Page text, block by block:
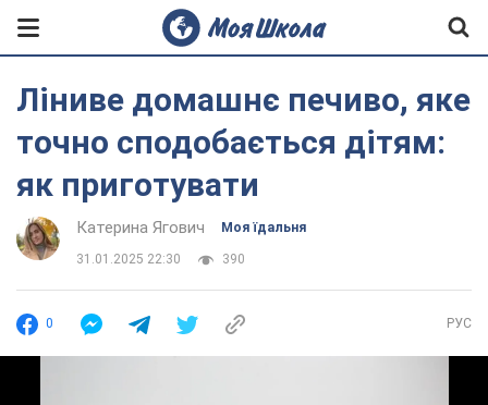
Ліниве домашнє печиво, яке
точно сподобається дітям:
як приготувати
Катерина Ягович Моя їдальня
31.01.2025 22:30 390
0 РУС